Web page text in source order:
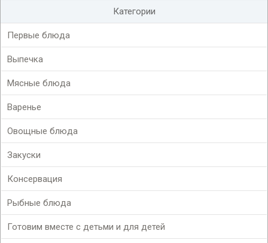
Категории
Первые блюда
Выпечка
Мясные блюда
Варенье
Овощные блюда
Закуски
Консервация
Рыбные блюда
Готовим вместе с детьми и для детей